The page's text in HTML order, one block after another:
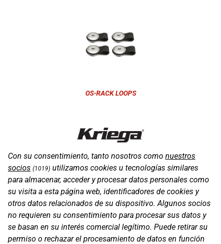
OS-RACK LOOPS
OS-RACK LOOPS KTM
Con su consentimiento, tanto nosotros como nuestros
socios (1019) utilizamos cookies u tecnologías similares
para almacenar, acceder y procesar datos personales como
su visita a esta página web, identificadores de cookies y
otros datos relacionados de su dispositivo. Algunos socios
no requieren su consentimiento para procesar sus datos y
se basan en su interés comercial legítimo. Puede retirar su
permiso o rechazar el procesamiento de datos en función